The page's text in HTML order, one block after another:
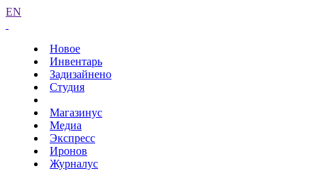
EN
Новое
Инвентарь
Задизайнено
Студия
Магазинус
Медиа
Экспресс
Иронов
Журналус